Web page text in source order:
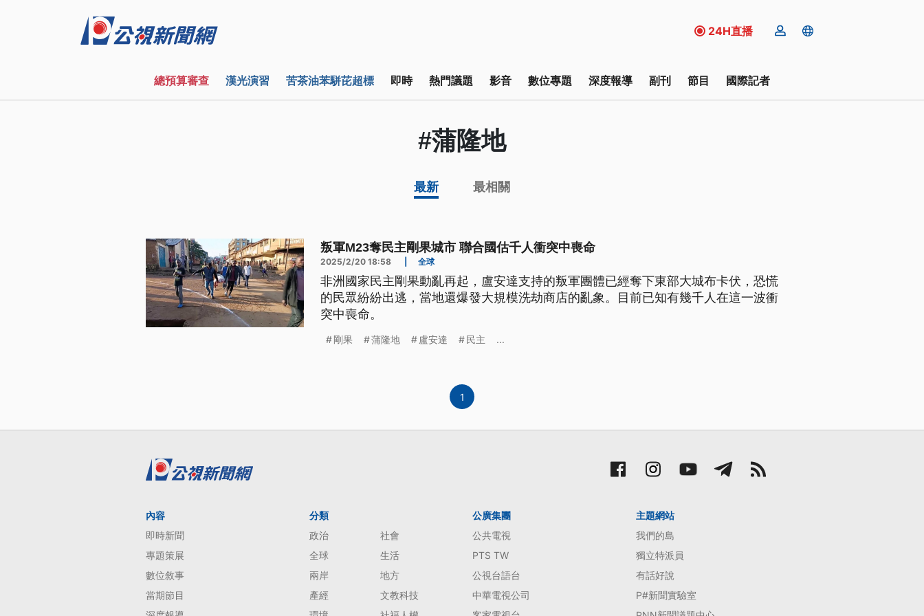
24H直播
總預算審查 漢光演習 苦茶油苯駢芘超標 即時 熱門議題 影音 數位專題 深度報導 副刊 節目 國際記者
#蒲隆地
最新 最相關
叛軍M23奪民主剛果城市 聯合國估千人衝突中喪命
2025/2/20 18:58 全球
非洲國家民主剛果動亂再起，盧安達支持的叛軍團體已經奪下東部大城布卡伏，恐慌
的民眾紛紛出逃，當地還爆發大規模洗劫商店的亂象。目前已知有幾千人在這一波衝
突中喪命。
剛果 蒲隆地 盧安達 民主 ...
1
內容
即時新聞
專題策展
數位敘事
當期節目
分類
政治
社會
全球
生活
兩岸
地方
產經
文教科技
公廣集團
公共電視
PTS TW
公視台語台
中華電視公司
主題網站
我們的島
獨立特派員
有話好說
P#新聞實驗室